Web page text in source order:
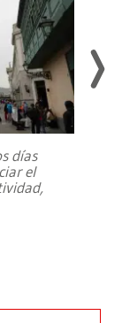
días
el